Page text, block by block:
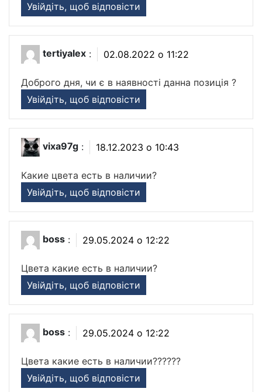
Увійдіть, щоб відповісти
tertiyalex : 02.08.2022 о 11:22
Доброго дня, чи є в наявності данна позиція ?
Увійдіть, щоб відповісти
vixa97g : 18.12.2023 о 10:43
Какие цвета есть в наличии?
Увійдіть, щоб відповісти
boss : 29.05.2024 о 12:22
Цвета какие есть в наличии?
Увійдіть, щоб відповісти
boss : 29.05.2024 о 12:22
Цвета какие есть в наличии??????
Увійдіть, щоб відповісти